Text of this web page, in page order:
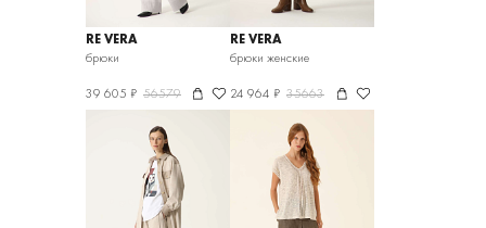
RE VERA
брюки
39 605 ₽ 56579
RE VERA
брюки женские
24 964 ₽ 35663